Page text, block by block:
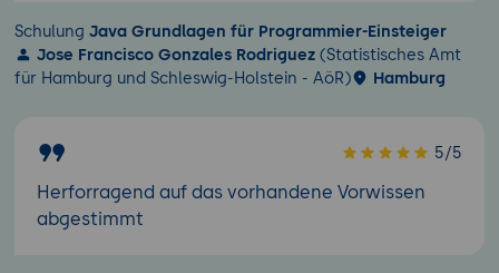
Schulung Java Grundlagen für Programmier-Einsteiger
Jose Francisco Gonzales Rodriguez (Statistisches Amt
für Hamburg und Schleswig-Holstein - AöR)
Hamburg
5/5
Herforragend auf das vorhandene Vorwissen
abgestimmt